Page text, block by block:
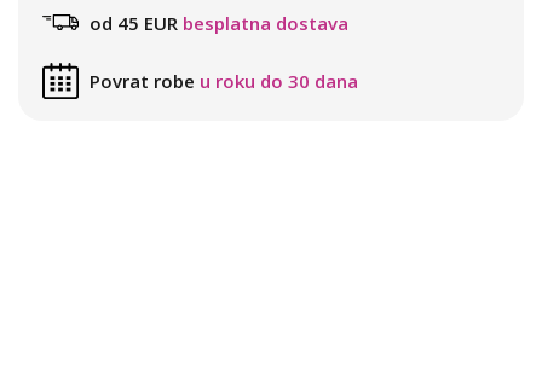
od 45 EUR besplatna dostava
Povrat robe u roku do 30 dana